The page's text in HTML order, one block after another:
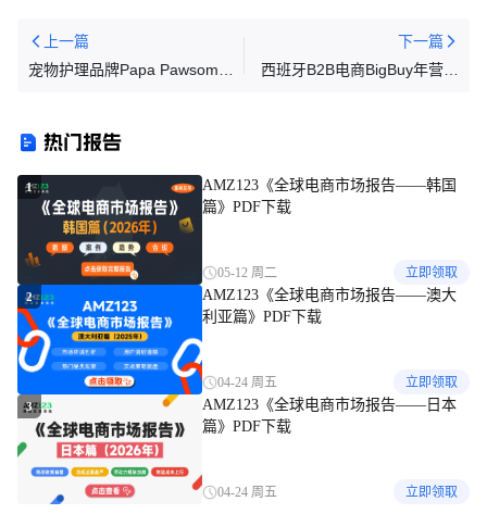
上一篇
宠物护理品牌Papa Pawsome
下一篇
西班牙B2B电商BigBuy年营收
热门报告
1
AMZ123《全球电商市场报告——韩国
篇》PDF下载
05-12 周二 立即领取
2
AMZ123《全球电商市场报告——澳大
利亚篇》PDF下载
04-24 周五 立即领取
3
AMZ123《全球电商市场报告——日本
篇》PDF下载
04-24 周五 立即领取